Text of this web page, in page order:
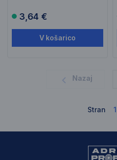
3,64 €
V košarico
Nazaj
Stran 1